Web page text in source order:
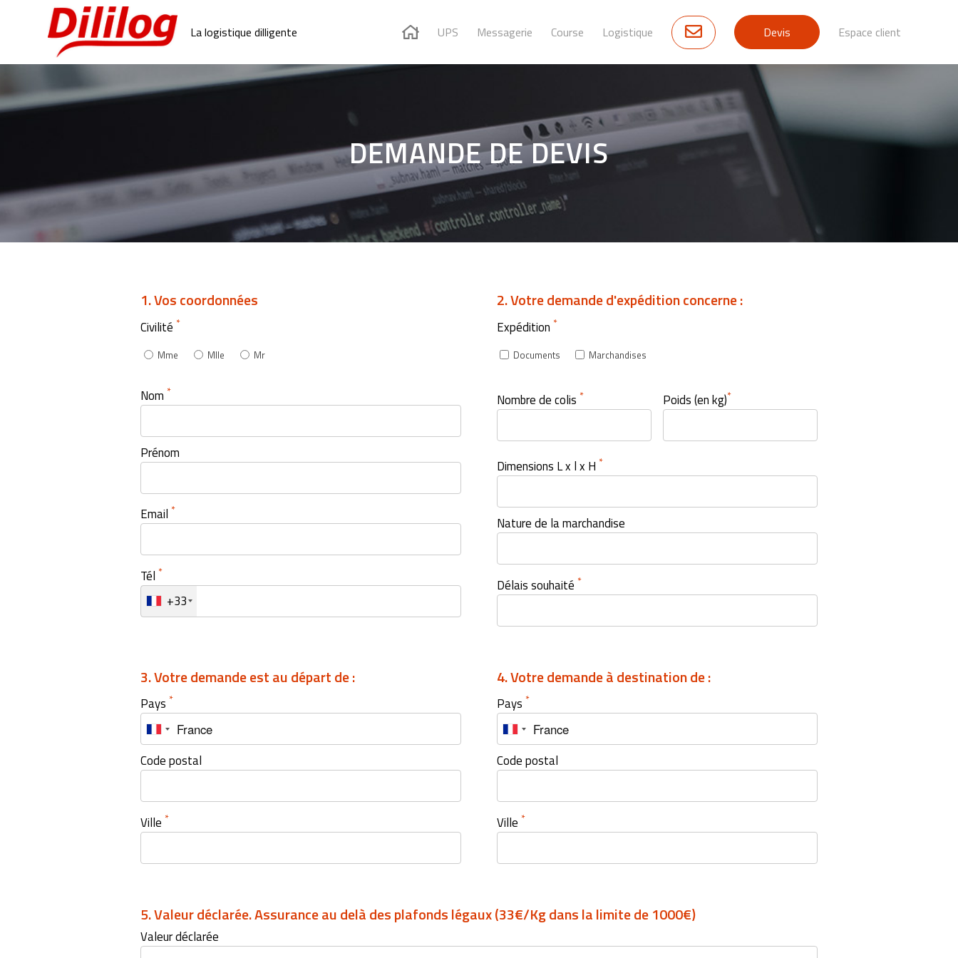
UPS Messagerie Course Logistique Devis Espace client
La logistique dilligente
DEMANDE DE DEVIS
1. Vos coordonnées
Civilité *
Mme Mlle Mr
Nom *
Prénom
Email *
Tél *
+33
2. Votre demande d'expédition concerne :
Expédition *
Documents Marchandises
Nombre de colis * Poids (en kg)*
Dimensions L x l x H *
Nature de la marchandise
Délais souhaité *
3. Votre demande est au départ de :
Pays *
Code postal
Ville *
4. Votre demande à destination de :
Pays *
Code postal
Ville *
5. Valeur déclarée. Assurance au delà des plafonds légaux (33€/Kg dans la limite de 1000€)
Valeur déclarée